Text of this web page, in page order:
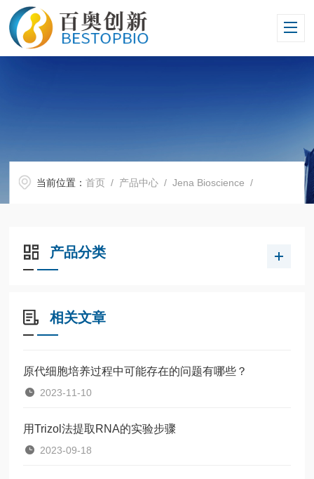
当前位置：首页 / 产品中心 /Jena Bioscience /
产品分类
相关文章
原代细胞培养过程中可能存在的问题有哪些？
2023-11-10
用Trizol法提取RNA的实验步骤
2023-09-18